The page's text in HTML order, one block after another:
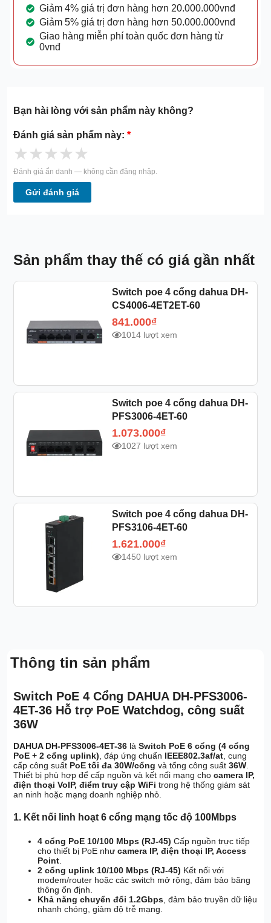
Giảm 4% giá trị đơn hàng hơn 20.000.000vnđ
Giảm 5% giá trị đơn hàng hơn 50.000.000vnđ
Giao hàng miễn phí toàn quốc đơn hàng từ
0vnđ
Thông tin sản phẩm
Switch PoE 4 Cổng DAHUA DH-PFS3006-
4ET-36 Hỗ trợ PoE Watchdog, công suất
36W
DAHUA DH-PFS3006-4ET-36 làSwitch PoE 6 cổng (4 cổng
PoE + 2 cổng uplink), đáp ứng chuẩn IEEE802.3af/at, cung
cấp công suất PoE tối đa 30W/cổng và tổng công suất36W.
Thiết bị phù hợp để cấp nguồn và kết nối mạng chocamera IP,
điện thoại VoIP, điểm truy cập WiFi trong hệ thống giám sát
an ninh hoặc mạng doanh nghiệp nhỏ.
1. Kết nối linh hoạt 6 cổng mạng tốc độ 100Mbps
4 cổng PoE 10/100 Mbps (RJ-45) Cấp nguồn trực tiếp
cho thiết bị PoE nhưcamera IP, điện thoại IP, Access
Point
2 cổng uplink 10/100 Mbps (RJ-45) Kết nối với
modem/router hoặc các switch mở rộng, đảm bảo băng
thông ổn định.
Khả năng chuyển đổi 1.2Gbps , đảm bảo truyền dữ liệu
nhanh chóng, giảm độ trễ mạng.
Bạn hài lòng với sản phẩm này không?
Đánh giá sản phẩm này:*
★★★★★
Đánh giá ẩn danh — không cần đăng nhập.
Gửi đánh giá
Sản phẩm thay thế có giá gần nhất
Switch poe 4 cổng dahua DH-
CS4006-4ET2ET-60
841.000₫
1014 lượt xem
Switch poe 4 cổng dahua DH-
PFS3006-4ET-60
1.073.000₫
1027 lượt xem
Switch poe 4 cổng dahua DH-
PFS3106-4ET-60
1.621.000₫
1450 lượt xem